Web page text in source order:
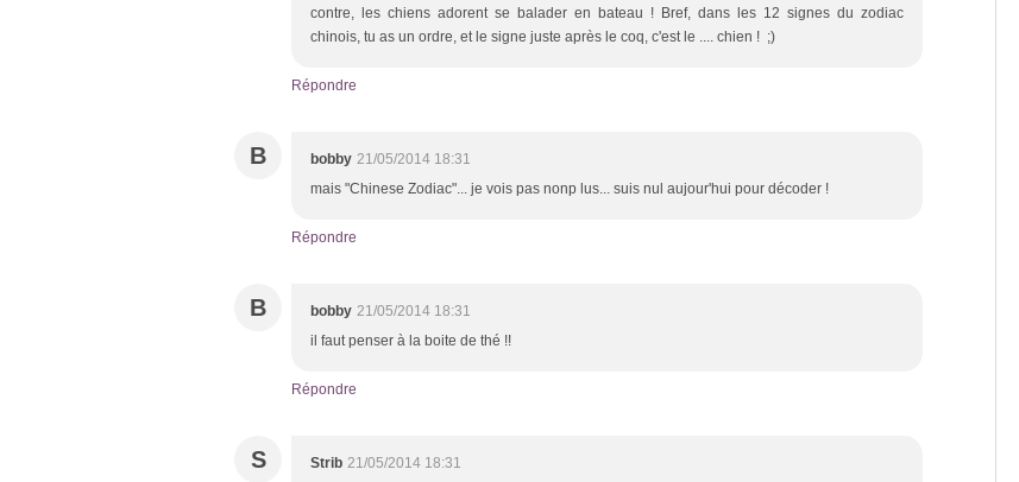
contre, les chiens adorent se balader en bateau ! Bref, dans les 12 signes du zodiac
chinois, tu as un ordre, et le signe juste après le coq, c'est le .... chien ! ;)
Répondre
B bobby 21/05/2014 18:31
mais "Chinese Zodiac"... je vois pas nonp lus... suis nul aujour'hui pour décoder !
Répondre
B bobby 21/05/2014 18:31
il faut penser à la boite de thé !!
Répondre
S Strib 21/05/2014 18:31